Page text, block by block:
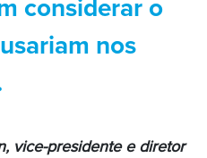
considerar o
nos
vice-presidente e diretor